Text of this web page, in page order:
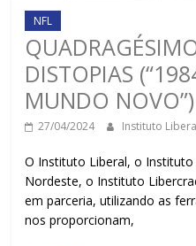
NFL
DISTOPIAS
MUNDO NOVO”)
27/04/2024 Instituto
O Instituto Liberal, o Instituto
Nordeste, o Instituto
em parceria, utilizando as
nos proporcionam,